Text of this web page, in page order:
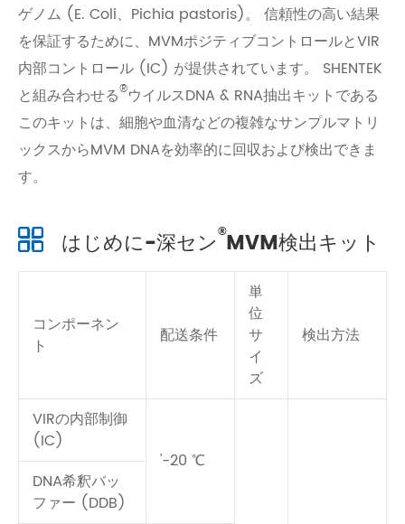
ゲノム (E. Coli、Pichia pastoris)。 信頼性の高い結果
を保証するために、MVMポジティブコントロールとVIR
内部コントロール (IC) が提供されています。 SHENTEK
と組み合わせる®ウイルスDNA & RNA抽出キットである
このキットは、細胞や血清などの複雑なサンプルマトリ
ックスからMVM DNAを効率的に回収および検出できま
す。
はじめに-深セン®MVM検出キット
コンポーネン
ト
配送条件
単
位
サ
イ
ズ
検出方法
VIRの内部制御
(IC)
'-20 ℃
DNA希釈バッ
ファー (DDB)